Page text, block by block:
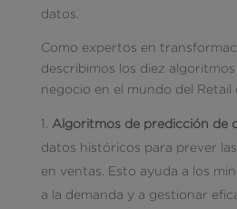
datos.
Como expertos en
describimos los diez
negocio en el mundo del Retail
Algoritmos de predicción de
datos históricos para prever
en ventas. Esto ayuda a los
a la demanda y a gestionar